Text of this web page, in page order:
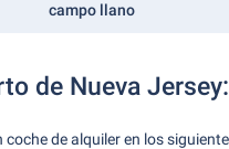
campo llano
de Nueva
coche de alquiler en los